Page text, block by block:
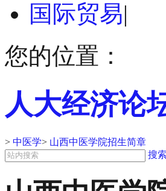
国际贸易|
您的位置：
人大经济论
> 中医学> 山西中医学院招生简章
搜索